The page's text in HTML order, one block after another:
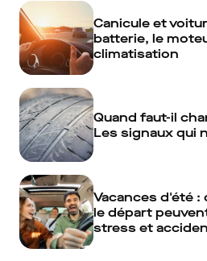
Canicule et
batterie, le
climatisation
Quand faut-il
Les signaux qui
Vacances d'été :
le départ
stress et